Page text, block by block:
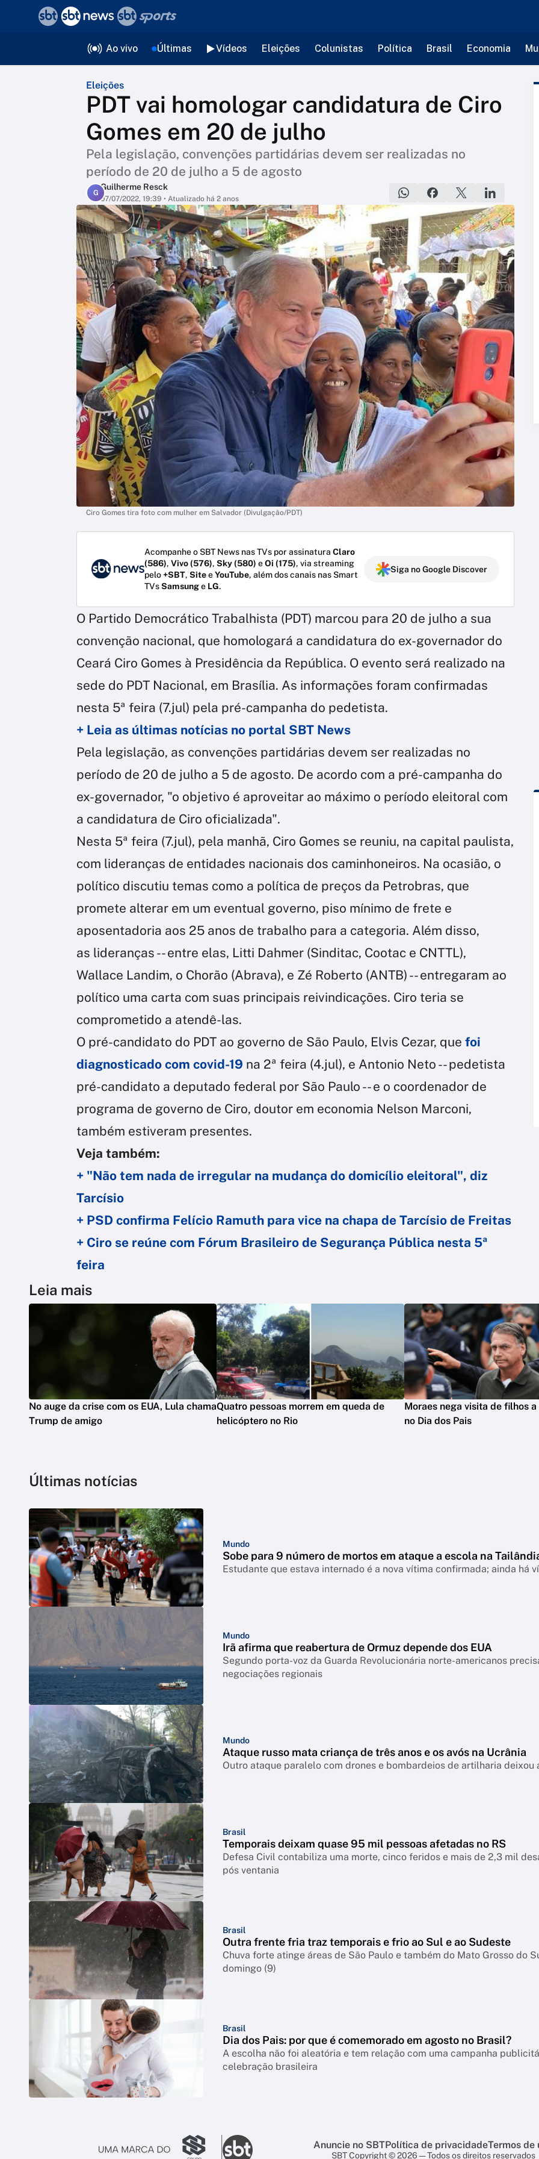
Ao vivo Últimas Vídeos Eleições Colunistas Política Brasil Economia
Eleições
PDT vai homologar candidatura de Ciro
Gomes em 20 de julho
Pela legislação, convenções partidárias devem ser realizadas no
período de 20 de julho a 5 de agosto
G
Guilherme Resck
07/07/2022, 19:39 • Atualizado há 2 anos
Ciro Gomes tira foto com mulher em Salvador (Divulgação/PDT)
Acompanhe o SBT News nas TVs por assinatura Claro
(586), Vivo (576), Sky (580) eOi (175), via streaming
pelo+SBT, SiteeYouTube, além dos canais nas Smart
TVsSamsunge LG.
Siga no Google Discover
O Partido Democrático Trabalhista (PDT) marcou para 20 de julho a sua
convenção nacional, que homologará a candidatura do ex-governador do
Ceará Ciro Gomes à Presidência da República. O evento será realizado na
sede do PDT Nacional, em Brasília. As informações foram confirmadas
nesta 5ª feira (7.jul) pela pré-campanha do pedetista.
+ Leia as últimas notícias no portal SBT News
Pela legislação, as convenções partidárias devem ser realizadas no
período de 20 de julho a 5 de agosto. De acordo com a pré-campanha do
ex-governador, "o objetivo é aproveitar ao máximo o período eleitoral com
a candidatura de Ciro oficializada".
Nesta 5ª feira (7.jul), pela manhã, Ciro Gomes se reuniu, na capital paulista,
com lideranças de entidades nacionais dos caminhoneiros. Na ocasião, o
político discutiu temas como a política de preços da Petrobras, que
promete alterar em um eventual governo, piso mínimo de frete e
aposentadoria aos 25 anos de trabalho para a categoria. Além disso,
as lideranças -- entre elas, Litti Dahmer (Sinditac, Cootac e CNTTL),
Wallace Landim, o Chorão (Abrava), e Zé Roberto (ANTB) -- entregaram ao
político uma carta com suas principais reivindicações. Ciro teria se
comprometido a atendê-las.
O pré-candidato do PDT ao governo de São Paulo, Elvis Cezar, que foi
diagnosticado com covid-19 na 2ª feira (4.jul), e Antonio Neto -- pedetista
pré-candidato a deputado federal por São Paulo -- e o coordenador de
programa de governo de Ciro, doutor em economia Nelson Marconi,
também estiveram presentes.
Veja também:
+ "Não tem nada de irregular na mudança do domicílio eleitoral", diz
Tarcísio
+ PSD confirma Felício Ramuth para vice na chapa de Tarcísio de Freitas
+ Ciro se reúne com Fórum Brasileiro de Segurança Pública nesta 5ª
feira
Leia mais
No auge da crise com os EUA, Lula chama
Trump de amigo
Quatro pessoas morrem em queda de
helicóptero no Rio
Moraes nega visita de filhos
no Dia dos Pais
Últimas notícias
Mundo
Sobe para 9 número de mortos em ataque a escola na
Estudante que estava internado é a nova vítima confirmada; ainda há
Mundo
Irã afirma que reabertura de Ormuz depende dos EUA
Segundo porta-voz da Guarda Revolucionária norte-americanos
negociações regionais
Mundo
Ataque russo mata criança de três anos e os avós na Ucrânia
Outro ataque paralelo com drones e bombardeios de artilharia
Brasil
Temporais deixam quase 95 mil pessoas afetadas no RS
Defesa Civil contabiliza uma morte, cinco feridos e mais de 2,3 mil
pós ventania
Brasil
Outra frente fria traz temporais e frio ao Sul e ao Sudeste
Chuva forte atinge áreas de São Paulo e também do Mato Grosso do
domingo (9)
Brasil
Dia dos Pais: por que é comemorado em agosto no Brasil?
A escolha não foi aleatória e tem relação com uma campanha
celebração brasileira
Anuncie no SBTPolítica de privacidadeTermos de
SBT Copyright © 2026 — Todos os direitos reservados
voltar
Editorias